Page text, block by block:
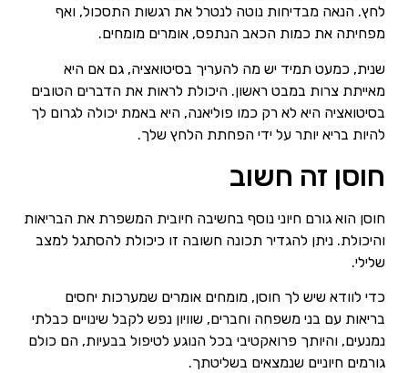
לחץ. הנאה מבדיחות נוטה לנטרל את רגשות התסכול, ואף
מפחיתה את כמות הכאב הנתפס, אומרים מומחים.
שנית, כמעט תמיד יש מה להעריך בסיטואציה, גם אם היא
מאייתת צרות במבט ראשון. היכולת לראות את הדברים הטובים
בסיטואציה היא לא רק כמו פוליאנה, היא באמת יכולה לגרום לך
להיות בריא יותר על ידי הפחתת הלחץ שלך.
חוסן זה חשוב
חוסן הוא גורם חיוני נוסף בחשיבה חיובית המשפרת את הבריאות
והיכולת. ניתן להגדיר תכונה חשובה זו כיכולת להסתגל למצב
שלילי.
כדי לוודא שיש לך חוסן, מומחים אומרים שמערכות יחסים
בריאות עם בני משפחה וחברים, שוויון נפש לקבל שינויים כבלתי
נמנעים, והיותך פרואקטיבי בכל הנוגע לטיפול בבעיות, הם כולם
גורמים חיוניים שנמצאים בשליטתך.